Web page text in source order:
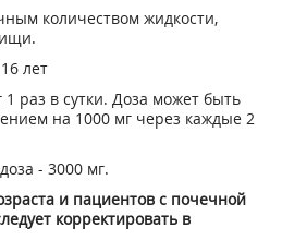
количеством жидкости,
лет
раз в сутки. Доза может быть
на 1000 мг через каждые 2
- 3000 мг.
и пациентов с почечной
корректировать в